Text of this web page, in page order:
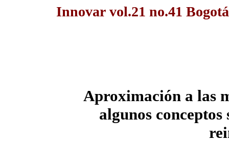
Innovar vol.21 no.41
Aproximación a las
algunos